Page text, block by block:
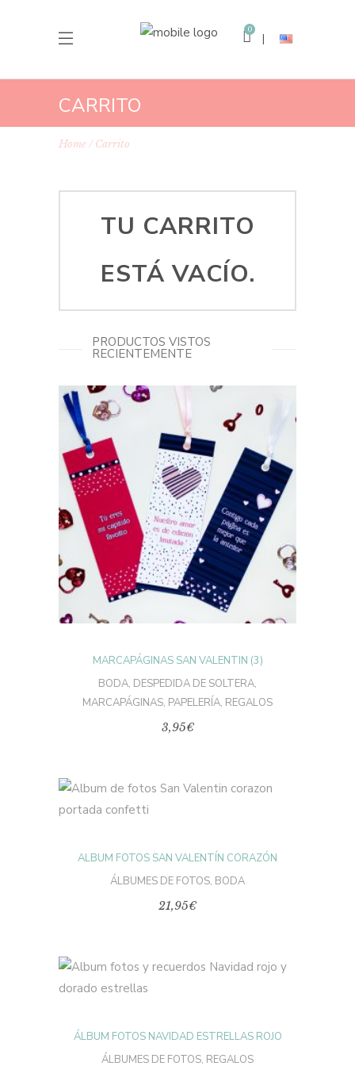
0
CARRITO
Home Carrito
TU CARRITO
ESTÁ VACÍO.
PRODUCTOS VISTOS
RECIENTEMENTE
AÑADIR AL CARRITO
MARCAPÁGINAS SAN VALENTIN (3)
BODA, DESPEDIDA DE SOLTERA,
MARCAPÁGINAS, PAPELERÍA, REGALOS
3,95€
AÑADIR AL CARRITO
ALBUM FOTOS SAN VALENTÍN CORAZÓN
ÁLBUMES DE FOTOS, BODA
21,95€
AÑADIR AL CARRITO
ÁLBUM FOTOS NAVIDAD ESTRELLAS ROJO
ÁLBUMES DE FOTOS, REGALOS